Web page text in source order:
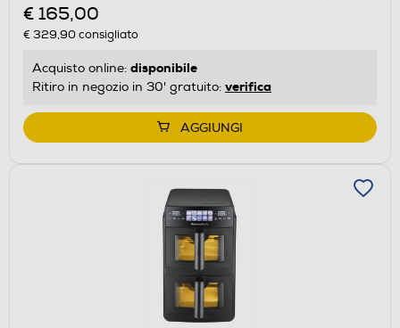
€ 165,00
€ 329,90consigliato
Acquisto online: disponibile
Ritiro in negozio in 30' gratuito: verifica
AGGIUNGI